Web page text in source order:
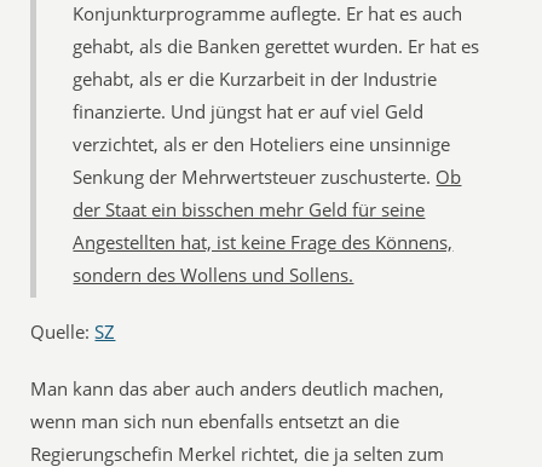
Konjunkturprogramme auflegte. Er hat es auch
gehabt, als die Banken gerettet wurden. Er hat es
gehabt, als er die Kurzarbeit in der Industrie
finanzierte. Und jüngst hat er auf viel Geld
verzichtet, als er den Hoteliers eine unsinnige
Senkung der Mehrwertsteuer zuschusterte. Ob
der Staat ein bisschen mehr Geld für seine
Angestellten hat, ist keine Frage des Könnens,
sondern des Wollens und Sollens.
Quelle:SZ
Man kann das aber auch anders deutlich machen,
wenn man sich nun ebenfalls entsetzt an die
Regierungschefin Merkel richtet, die ja selten zum